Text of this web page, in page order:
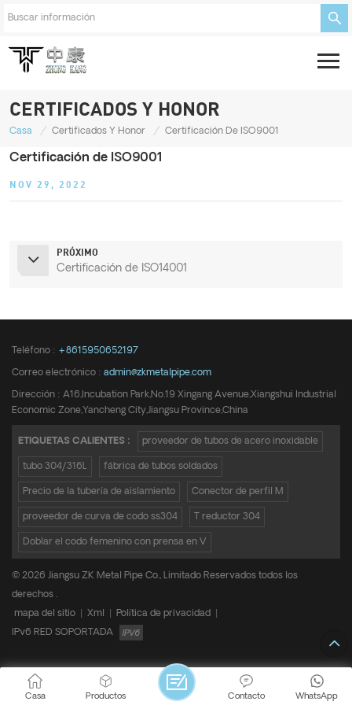
CERTIFICADOS Y HONOR
Casa / Certificados Y Honor / Certificación De ISO9001
Certificación de ISO9001
NOV 29, 2022
PRÓXIMO
Certificación de ISO14001
Teléfono : +8615950652197
Correo electrónico : admin@zkmetalpipe.com
Dirección : A16,Incubation Park,No.19 Xingang Avenue,Xiangshui Industrial
Economic Zone,Yancheng City,Jiangsu Province,China
ETIQUETAS CALIENTES : proveedor de tubos de acero inoxidable
tubo 304/316L fábrica de tubos soldados
Precio de la tubería de aislamiento Conector de perfil M
proveedor de curva de codo ss304 T reductor 304
Doblar el codo femenino con prensa en V
© 2026 Jiangsu ZK Metal Pipe Co., Limitado Reservados todos los
derechos .
mapa del sitio
Xml Política de privacidad
IPv6 RED SOPORTADA
Casa Productos WhatsApp
Contacto